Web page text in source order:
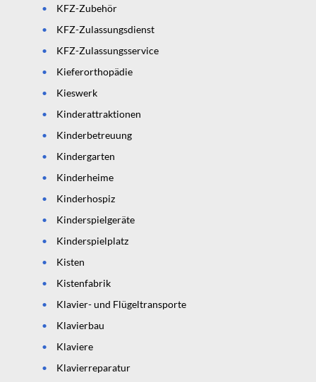
KFZ-Zubehör
KFZ-Zulassungsdienst
KFZ-Zulassungsservice
Kieferorthopädie
Kieswerk
Kinderattraktionen
Kinderbetreuung
Kindergarten
Kinderheime
Kinderhospiz
Kinderspielgeräte
Kinderspielplatz
Kisten
Kistenfabrik
Klavier- und Flügeltransporte
Klavierbau
Klaviere
Klavierreparatur